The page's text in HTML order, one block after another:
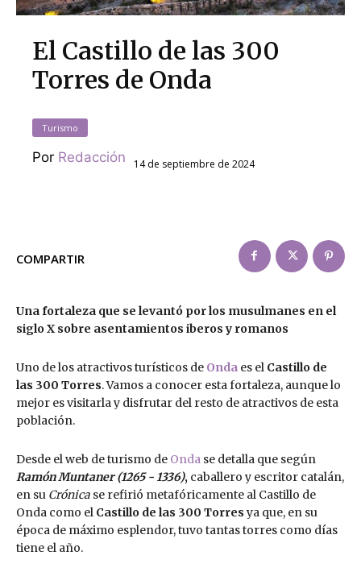
El Castillo de las 300
Torres de Onda
Turismo
Por Redacción 14 de septiembre de 2024
COMPARTIR
Una fortaleza que se levantó por los musulmanes en el
siglo X sobre asentamientos iberos y romanos
Uno de los atractivos turísticos de Onda es el Castillo de
las 300 Torres. Vamos a conocer esta fortaleza, aunque lo
mejor es visitarla y disfrutar del resto de atractivos de esta
población.
Desde el web de turismo de Onda se detalla que según
Ramón Muntaner (1265 - 1336), caballero y escritor catalán,
en su Crónica se refirió metafóricamente al Castillo de
Onda como el Castillo de las 300 Torresya que, en su
época de máximo esplendor, tuvo tantas torres como días
tiene el año.